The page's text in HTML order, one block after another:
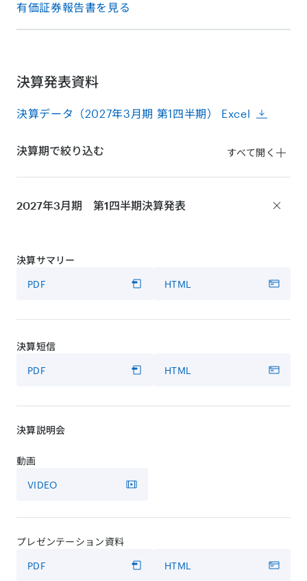
有価証券報告書を見る
決算発表資料
決算データ（2027年3月期 第1四半期） Excel
決算期で絞り込む すべて開く
2027年3月期 第1四半期決算発表
決算サマリー
PDF HTML
決算短信
PDF HTML
決算説明会
動画
VIDEO
プレゼンテーション資料
PDF HTML